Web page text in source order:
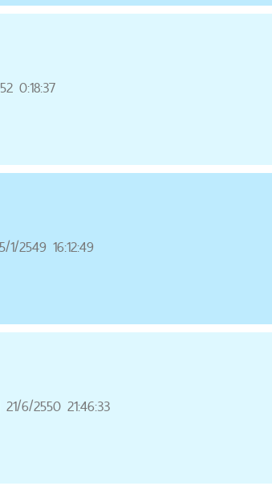
0:18:37
5/1/2549 16:12:49
21/6/2550 21:46:33